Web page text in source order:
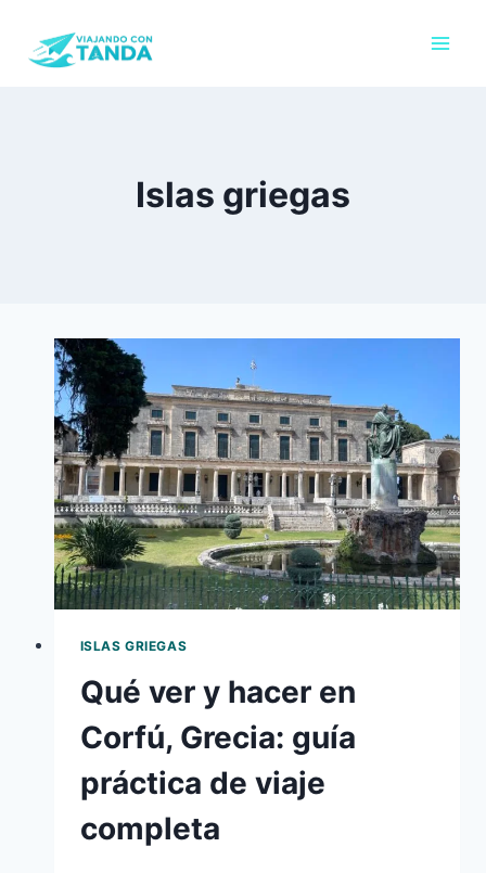
contenido
Islas griegas
ISLAS GRIEGAS
Qué ver y hacer en
Corfú, Grecia: guía
práctica de viaje
completa